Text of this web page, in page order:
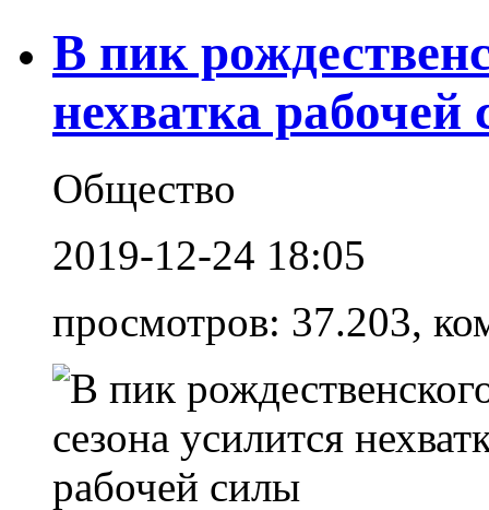
В пик
нехватка рабочей
Общество
2019-12-24 18:05
просмотров: 37.203,